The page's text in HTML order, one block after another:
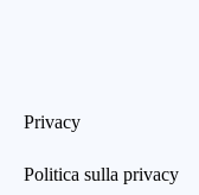
Privacy
Politica sulla privacy